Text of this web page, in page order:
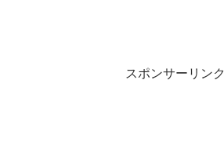
スポンサーリンク